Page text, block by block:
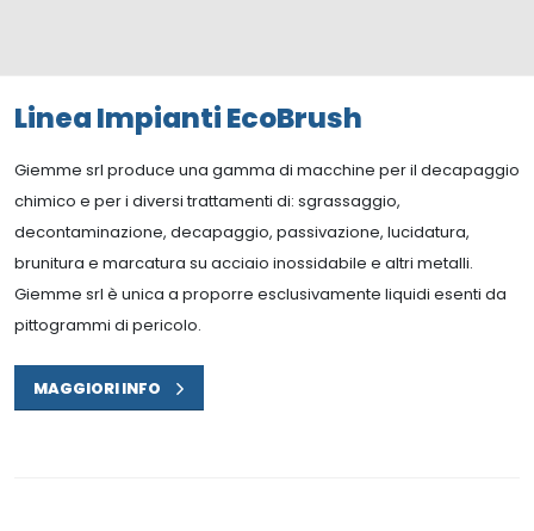
Linea Impianti EcoBrush
Giemme srl produce una gamma di macchine per il decapaggio
chimico e per i diversi trattamenti di: sgrassaggio,
decontaminazione, decapaggio, passivazione, lucidatura,
brunitura e marcatura su acciaio inossidabile e altri metalli.
Giemme srl è unica a proporre esclusivamente liquidi esenti da
pittogrammi di pericolo.
MAGGIORI INFO